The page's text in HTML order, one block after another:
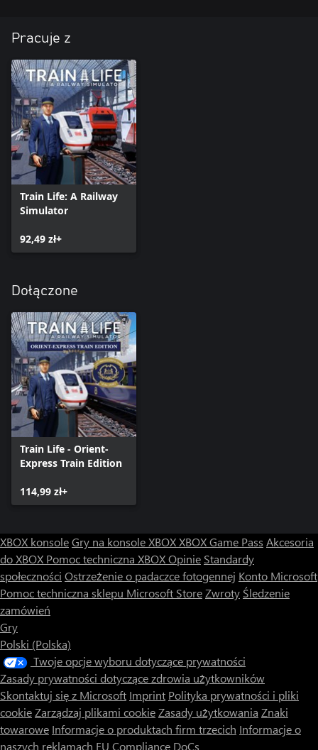
Pracuje z
Train Life: A Railway
Simulator
92,49 zł+
Dołączone
Train Life - Orient-
Express Train Edition
114,99 zł+
XBOX konsoleGry na konsole XBOXXBOX Game Pass Akcesoria
do XBOX Pomoc techniczna XBOXOpinie Standardy
społeczności Ostrzeżenie o padaczce fotogennej Konto Microsoft
Pomoc techniczna sklepu Microsoft StoreZwroty Śledzenie
zamówień
Gry
Polski (Polska)
Twoje opcje wyboru dotyczące prywatności
Zasady prywatności dotyczące zdrowia użytkowników
Skontaktuj się z Microsoft Imprint Polityka prywatności i pliki
cookieZarządzaj plikami cookieZasady użytkowania Znaki
towarowe Informacje o produktach firm trzecich Informacje o
naszych reklamach EU Compliance DoCs